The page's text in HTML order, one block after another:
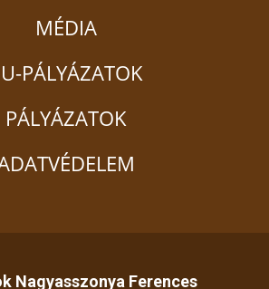
MÉDIA
PÁLYÁZATOK
PÁLYÁZATOK
Nagyasszonya Ferences